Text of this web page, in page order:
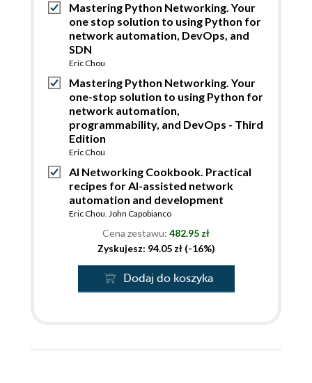
Mastering Python Networking. Your
one stop solution to using Python for
network automation, DevOps, and
SDN
Eric Chou
Mastering Python Networking. Your
one-stop solution to using Python for
network automation,
programmability, and DevOps - Third
Edition
Eric Chou
AI Networking Cookbook. Practical
recipes for AI-assisted network
automation and development
Eric Chou, John Capobianco
Cena zestawu: 482.95 zł
Zyskujesz: 94.05 zł (-16%)
Dodaj do koszyka